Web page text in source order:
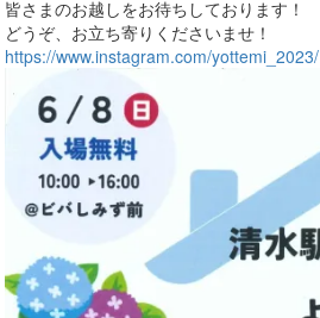
皆さまのお越しをお待ちしております！
どうぞ、お立ち寄りくださいませ！
https://www.instagram.com/yottemi_2023/